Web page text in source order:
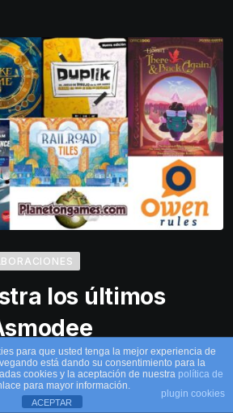
los últimos
2025
deuda esta semana os traigo
para que usted tenga la mejor experiencia de
está dando su consentimiento para la
cookies y la aceptación de nuestra política de
para mayor información.
plugin cookies
ACEPTAR